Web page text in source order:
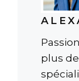
plus